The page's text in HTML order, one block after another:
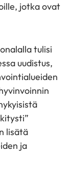
jotka ovat
tulisi
uudistus,
lisätä
ja